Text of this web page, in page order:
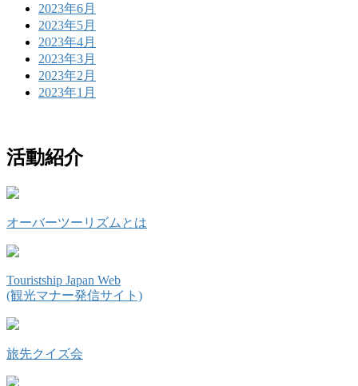
2023年6月
2023年5月
2023年4月
2023年3月
2023年2月
2023年1月
活動紹介
オーバーツーリズムとは
Touristship Japan Web
(観光マナー発信サイト)
旅先クイズ会